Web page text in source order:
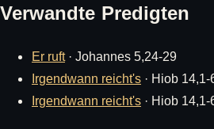
Verwandte Predigten
Er ruft· Johannes 5,24-29
Irgendwann reicht's · Hiob
Irgendwann reicht's · Hiob